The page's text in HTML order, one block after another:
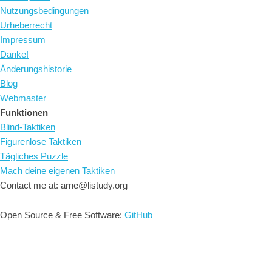
Nutzungsbedingungen
Urheberrecht
Impressum
Danke!
Änderungshistorie
Blog
Webmaster
Funktionen
Blind-Taktiken
Figurenlose Taktiken
Tägliches Puzzle
Mach deine eigenen Taktiken
Contact me at: arne@listudy.org
Open Source & Free Software: GitHub